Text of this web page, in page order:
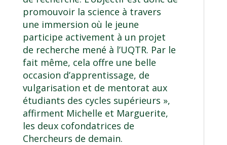
promouvoir la science à travers
une immersion où le jeune
participe activement à un projet
de recherche mené à l’UQTR. Par le
fait même, cela offre une belle
occasion d’apprentissage, de
vulgarisation et de mentorat aux
étudiants des cycles supérieurs »,
affirment Michelle et Marguerite,
les deux cofondatrices de
Chercheurs de demain.